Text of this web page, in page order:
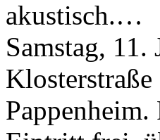
akustisch.…
Samstag,